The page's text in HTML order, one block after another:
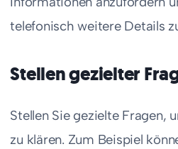
telefonisch weitere Details
Stellen gezielter
Stellen Sie gezielte Fragen,
zu klären. Zum Beispiel